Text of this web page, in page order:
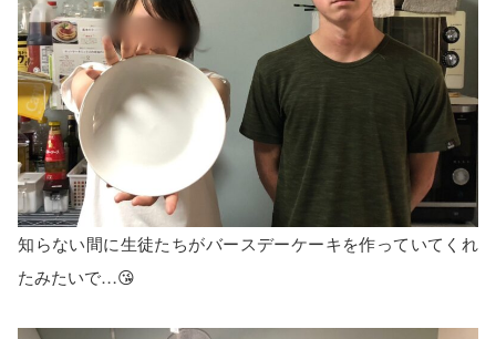
知らない間に生徒たちがバースデーケーキを作っていてくれ
たみたいで…😘